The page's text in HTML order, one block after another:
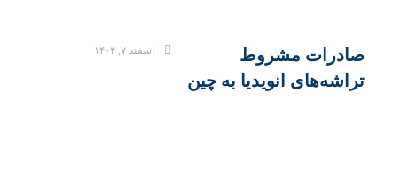
صادرات مشروط
تراشه‌های انویدیا به چین
اسفند ۷, ۱۴۰۴